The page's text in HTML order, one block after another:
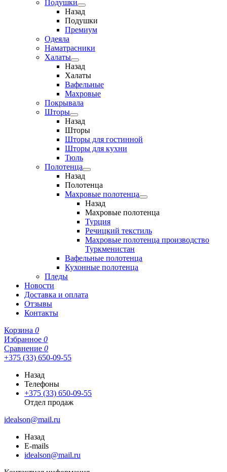
Подушки
Назад
Подушки
Премиум
Одеяла
Наматрасники
Халаты
Назад
Халаты
Вафельные
Махровые
Покрывала
Шторы
Назад
Шторы
Шторы для гостинной
Шторы для кухни
Тюль
Полотенца
Назад
Полотенца
Махровые полотенца
Назад
Махровые полотенца
Турция
Речицкий текстиль
Махровые полотенца производство
Туркменистан
Вафельные полотенца
Кухонные полотенца
Пледы
Новости
Доставка и оплата
Отзывы
Контакты
Корзина 0
Избранное 0
Сравнение 0
+375 (33) 650-09-55
Назад
Телефоны
+375 (33) 650-09-55
Отдел продаж
idealson@mail.ru
Назад
E-mails
idealson@mail.ru